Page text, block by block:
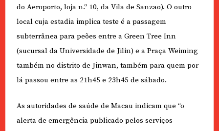
do Aeroporto, loja n.º 10, da Vila de Sanzao). O outro
local cuja estadia implica teste é a passagem
subterrânea para peões entre a Green Tree Inn
(sucursal da Universidade de Jilin) e a Praça Weiming
também no distrito de Jinwan, também para quem por
lá passou entre as 21h45 e 23h45 de sábado.
As autoridades de saúde de Macau indicam que “o
alerta de emergência publicado pelos serviços